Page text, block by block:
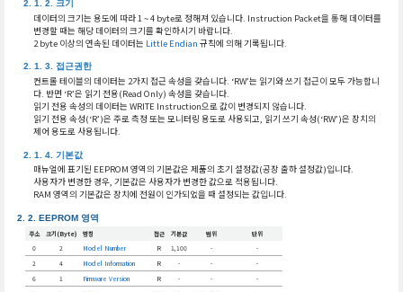
크기
데이터의 크기는 용도에 따라 1 ~ 4 byte로 정해져 있습니다. Instruction Packet을 통해 데이터를
변경할 때는 해당 데이터의 크기를 확인하시기 바랍니다.
2 byte 이상의 연속된 데이터는 Little Endian 규칙에 의해 기록됩니다.
접근권한
컨트롤 테이블의 데이터는 2가지 접근 속성을 갖습니다. ‘RW’는 읽기와 쓰기 접근이 모두 가능합니
다. 반면 ‘R’은 읽기 전용(Read Only) 속성을 갖습니다.
읽기 전용 속성의 데이터는 WRITE Instruction으로 값이 변경되지 않습니다.
읽기 전용 속성(‘R’)은 주로 측정 또는 모니터링 용도로 사용되고, 읽기 쓰기 속성(‘RW’)은 장치의
제어 용도로 사용됩니다.
기본값
매뉴얼에 표기된 EEPROM 영역의 기본값은 제품의 초기 설정값(공장 출하 설정값)입니다.
사용자가 변경한 경우, 기본값은 사용자가 변경한 값으로 적용됩니다.
RAM 영역의 기본값은 장치에 전원이 인가되었을 때 설정되는 값입니다.
EEPROM 영역
주소 크기(Byte) 명칭 접근 기본값 범위
단위
0
2 Model Number R 1,100 -
-
2
4 Model Information R - -
-
6
1 Firmware Version R - -
-